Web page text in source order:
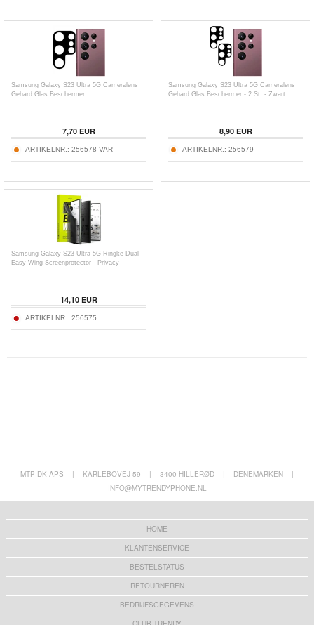
Samsung Galaxy S23 Ultra 5G Cameralens
Gehard Glas Beschermer
7,70EUR
ARTIKELNR.: 256578-VAR
Samsung Galaxy S23 Ultra 5G Cameralens
Gehard Glas Beschermer - 2 St. - Zwart
8,90EUR
ARTIKELNR.: 256579
Samsung Galaxy S23 Ultra 5G Ringke Dual
Easy Wing Screenprotector - Privacy
14,10EUR
ARTIKELNR.: 256575
MTP DK APS | KARLEBOVEJ 59 | 3400 HILLERØD | DENEMARKEN
|
INFO@MYTRENDYPHONE.NL
HOME
KLANTENSERVICE
BESTELSTATUS
RETOURNEREN
BEDRIJFSGEGEVENS